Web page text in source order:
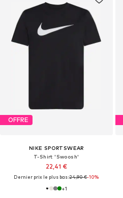
OFFRE
NIKE SPORTSWEAR
T-Shirt 'Swoosh'
22,41 €
Dernier prix le plus bas :24,90 €-10%
+1